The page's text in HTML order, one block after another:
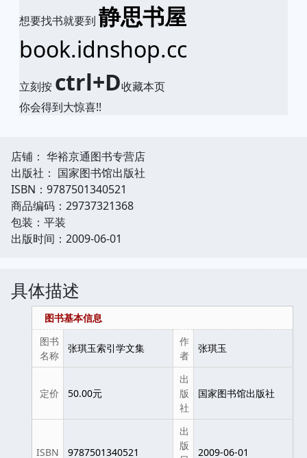
想要找书就要到 静思书屋
book.idnshop.cc
立刻按 ctrl+D收藏本页
你会得到大惊喜!!
店铺： 华裕京通图书专营店
出版社： 国家图书馆出版社
ISBN：9787501340521
商品编码：29737321368
包装：平装
出版时间：2009-06-01
具体描述
图书基本信息
图书
名称
张琪玉索引学文集
作
者
张琪玉
定价 50.00元
出
版
社
国家图书馆出版社
ISBN 9787501340521
出
版
2009-06-01